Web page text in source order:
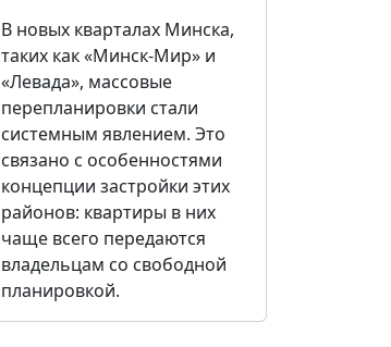
В новых кварталах Минска,
таких как «Минск-Мир» и
«Левада», массовые
перепланировки стали
системным явлением. Это
связано с особенностями
концепции застройки этих
районов: квартиры в них
чаще всего передаются
владельцам со свободной
планировкой.